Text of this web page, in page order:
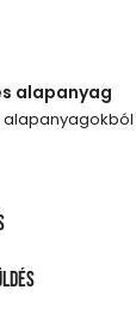
alapanyag